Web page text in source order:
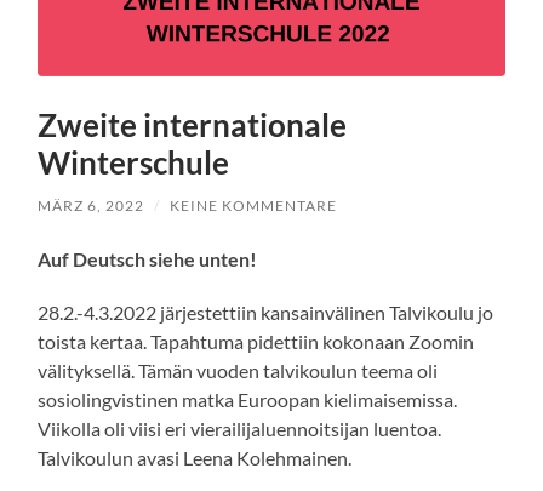
Zweite internationale
Winterschule
MÄRZ 6, 2022 / KEINE KOMMENTARE
Auf Deutsch siehe unten!
28.2.-4.3.2022 järjestettiin kansainvälinen Talvikoulu jo
toista kertaa. Tapahtuma pidettiin kokonaan Zoomin
välityksellä. Tämän vuoden talvikoulun teema oli
sosiolingvistinen matka Euroopan kielimaisemissa.
Viikolla oli viisi eri vierailijaluennoitsijan luentoa.
Talvikoulun avasi Leena Kolehmainen.